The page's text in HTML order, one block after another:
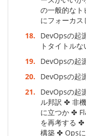
の一般的な
にフォーカス
18. DevOpsの起
トタイトルな
19. DevOpsの起
20. DevOpsの起
21. DevOpsの起
ル邦訳 ✤ 非
に立つか ✤
を再考する ✤
構築 ✤ Ops